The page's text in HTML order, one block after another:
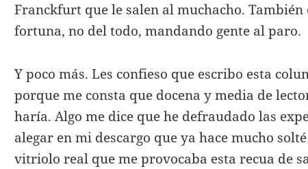
Franckfurt que le salen al muchacho.
fortuna, no del todo, mandando gente al paro.
Y poco más. Les confieso que escribo esta
porque me consta que docena y media de
haría. Algo me dice que he defraudado las
alegar en mi descargo que ya hace mucho
vitriolo real que me provocaba esta recua de